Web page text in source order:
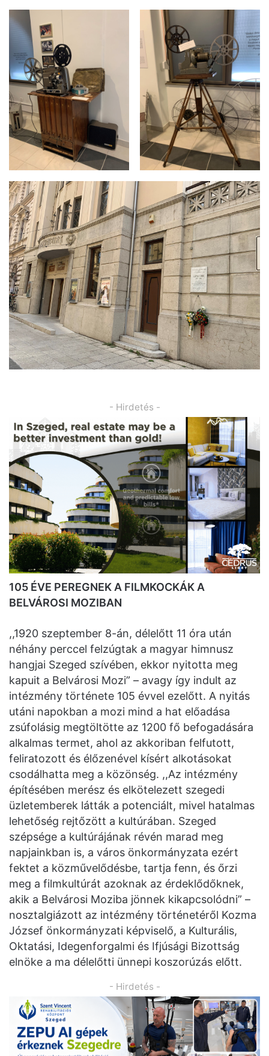
- Hirdetés -
105 ÉVE PEREGNEK A FILMKOCKÁK A
BELVÁROSI MOZIBAN
,,1920 szeptember 8-án, délelőtt 11 óra után
néhány perccel felzúgtak a magyar himnusz
hangjai Szeged szívében, ekkor nyitotta meg
kapuit a Belvárosi Mozi” – avagy így indult az
intézmény története 105 évvel ezelőtt. A nyitás
utáni napokban a mozi mind a hat előadása
zsúfolásig megtöltötte az 1200 fő befogadására
alkalmas termet, ahol az akkoriban felfutott,
feliratozott és élőzenével kísért alkotásokat
csodálhatta meg a közönség. ,,Az intézmény
építésében merész és elkötelezett szegedi
üzletemberek látták a potenciált, mivel hatalmas
lehetőség rejtőzött a kultúrában. Szeged
szépsége a kultúrájának révén marad meg
napjainkban is, a város önkormányzata ezért
fektet a közművelődésbe, tartja fenn, és őrzi
meg a filmkultúrát azoknak az érdeklődőknek,
akik a Belvárosi Moziba jönnek kikapcsolódni” –
nosztalgiázott az intézmény történetéről Kozma
József önkormányzati képviselő, a Kulturális,
Oktatási, Idegenforgalmi és Ifjúsági Bizottság
elnöke a ma délelőtti ünnepi koszorúzás előtt.
- Hirdetés -